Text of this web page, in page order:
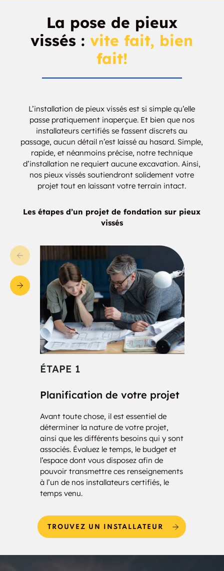
La pose de pieux
vissés :vite fait, bien
fait!
L’installation de pieux vissés est si simple qu’elle
passe pratiquement inaperçue. Et bien que nos
installateurs certifiés se fassent discrets au
passage, aucun détail n’est laissé au hasard. Simple,
rapide, et néanmoins précise, notre technique
d’installation ne requiert aucune excavation. Ainsi,
nos pieux vissés soutiendront solidement votre
projet tout en laissant votre terrain intact.
Les étapes d’un projet de fondation sur pieux
vissés
ÉTAPE 1
Planification de votre projet
Avant toute chose, il est essentiel de
déterminer la nature de votre projet,
ainsi que les différents besoins qui y sont
associés. Évaluez le temps, le budget et
l’espace dont vous disposez afin de
pouvoir transmettre ces renseignements
à l’un de nos installateurs certifiés, le
temps venu.
TROUVEZ UN INSTALLATEUR